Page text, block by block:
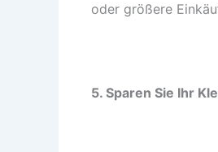
oder größere
5. Sparen Sie Ihr